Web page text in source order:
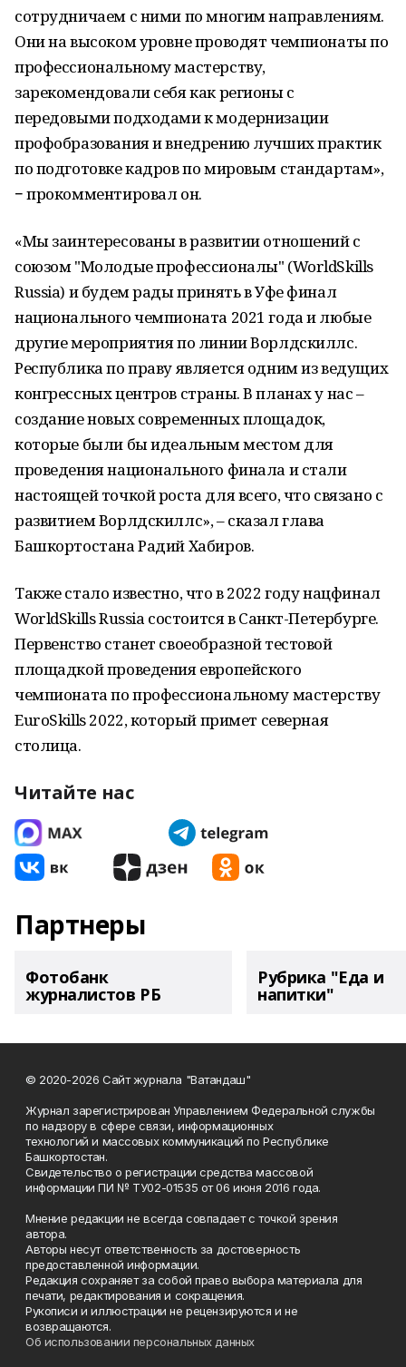
сотрудничаем с ними по многим направлениям.
Они на высоком уровне проводят чемпионаты по
профессиональному мастерству,
зарекомендовали себя как регионы с
передовыми подходами к модернизации
профобразования и внедрению лучших практик
по подготовке кадров по мировым стандартам»,
− прокомментировал он.
«Мы заинтересованы в развитии отношений с
союзом "Молодые профессионалы" (WorldSkills
Russia) и будем рады принять в Уфе финал
национального чемпионата 2021 года и любые
другие мероприятия по линии Ворлдскиллс.
Республика по праву является одним из ведущих
конгрессных центров страны. В планах у нас –
создание новых современных площадок,
которые были бы идеальным местом для
проведения национального финала и стали
настоящей точкой роста для всего, что связано с
развитием Ворлдскиллс», – сказал глава
Башкортостана Радий Хабиров.
Также стало известно, что в 2022 году нацфинал
WorldSkills Russia состоится в Санкт-Петербурге.
Первенство станет своеобразной тестовой
площадкой проведения европейского
чемпионата по профессиональному мастерству
EuroSkills 2022, который примет северная
столица.
Читайте нас
Партнеры
Фотобанк
журналистов РБ
Рубрика "Еда и
напитки"
© 2020-2026 Сайт журнала "Ватандаш"
Журнал зарегистрирован Управлением Федеральной службы
по надзору в сфере связи, информационных
технологий и массовых коммуникаций по Республике
Башкортостан.
Свидетельство о регистрации средства массовой
информации ПИ № ТУ02-01535 от 06 июня 2016 года.
Мнение редакции не всегда совпадает с точкой зрения
автора.
Авторы несут ответственность за достоверность
предоставленной информации.
Редакция сохраняет за собой право выбора материала для
печати, редактирования и сокращения.
Рукописи и иллюстрации не рецензируются и не
возвращаются.
Об использовании персональных данных